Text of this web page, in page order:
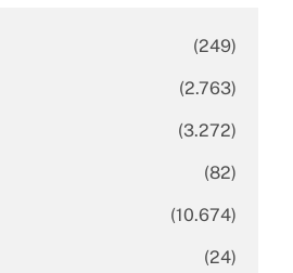
(249)
(2.763)
(3.272)
(82)
(10.674)
(24)